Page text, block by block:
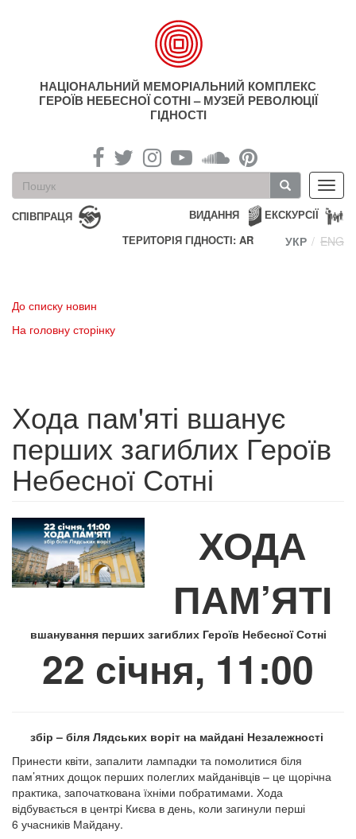
НАЦІОНАЛЬНИЙ МЕМОРІАЛЬНИЙ КОМПЛЕКС
ГЕРОЇВ НЕБЕСНОЇ СОТНІ – МУЗЕЙ РЕВОЛЮЦІЇ
ГІДНОСТІ
Пошукова
форма
Пошук
СПІВПРАЦЯ ЕКСКУРСІЇ
ВИДАННЯ
ТЕРИТОРІЯ ГІДНОСТІ: AR
УКР ENG
До списку новин
На головну сторінку
Хода пам'яті вшанує
перших загиблих Героїв
Небесної Сотні
ХОДА
ПАМ’ЯТІ
вшанування перших загиблих Героїв Небесної Сотні
22 січня, 11:00
збір – біля Лядських воріт на майдані Незалежності
Принести квіти, запалити лампадки та помолитися біля
пам’ятних дощок перших полеглих майданівців – це щорічна
практика, започаткована їхніми побратимами. Хода
відбувається в центрі Києва в день, коли загинули перші
6 учасників Майдану.